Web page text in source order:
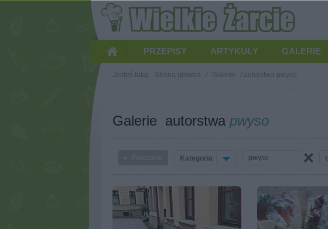
PRZEPISY ARTYKUŁY GALERIE
Jesteś tutaj: Strona główna / Galerie / autorstwa pwyso
Galerie autorstwa pwyso
Kategoria